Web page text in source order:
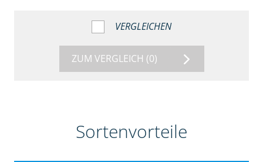
VERGLEICHEN
ZUM VERGLEICH (0)
Sortenvorteile